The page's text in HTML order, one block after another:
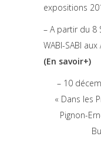
expositions
– A partir du 8
WABI-SABI
(En savoir+)
– 10
« Dans les
Pignon-